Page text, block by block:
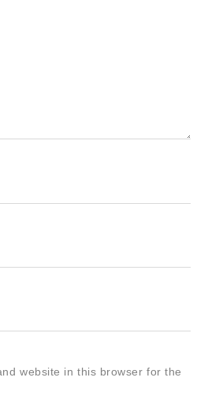
website in this browser for the